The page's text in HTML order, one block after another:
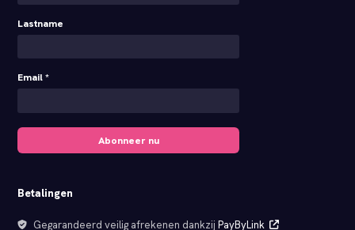
Lastname
Email *
Abonneer nu
Betalingen
Gegarandeerd veilig afrekenen dankzijPayByLink